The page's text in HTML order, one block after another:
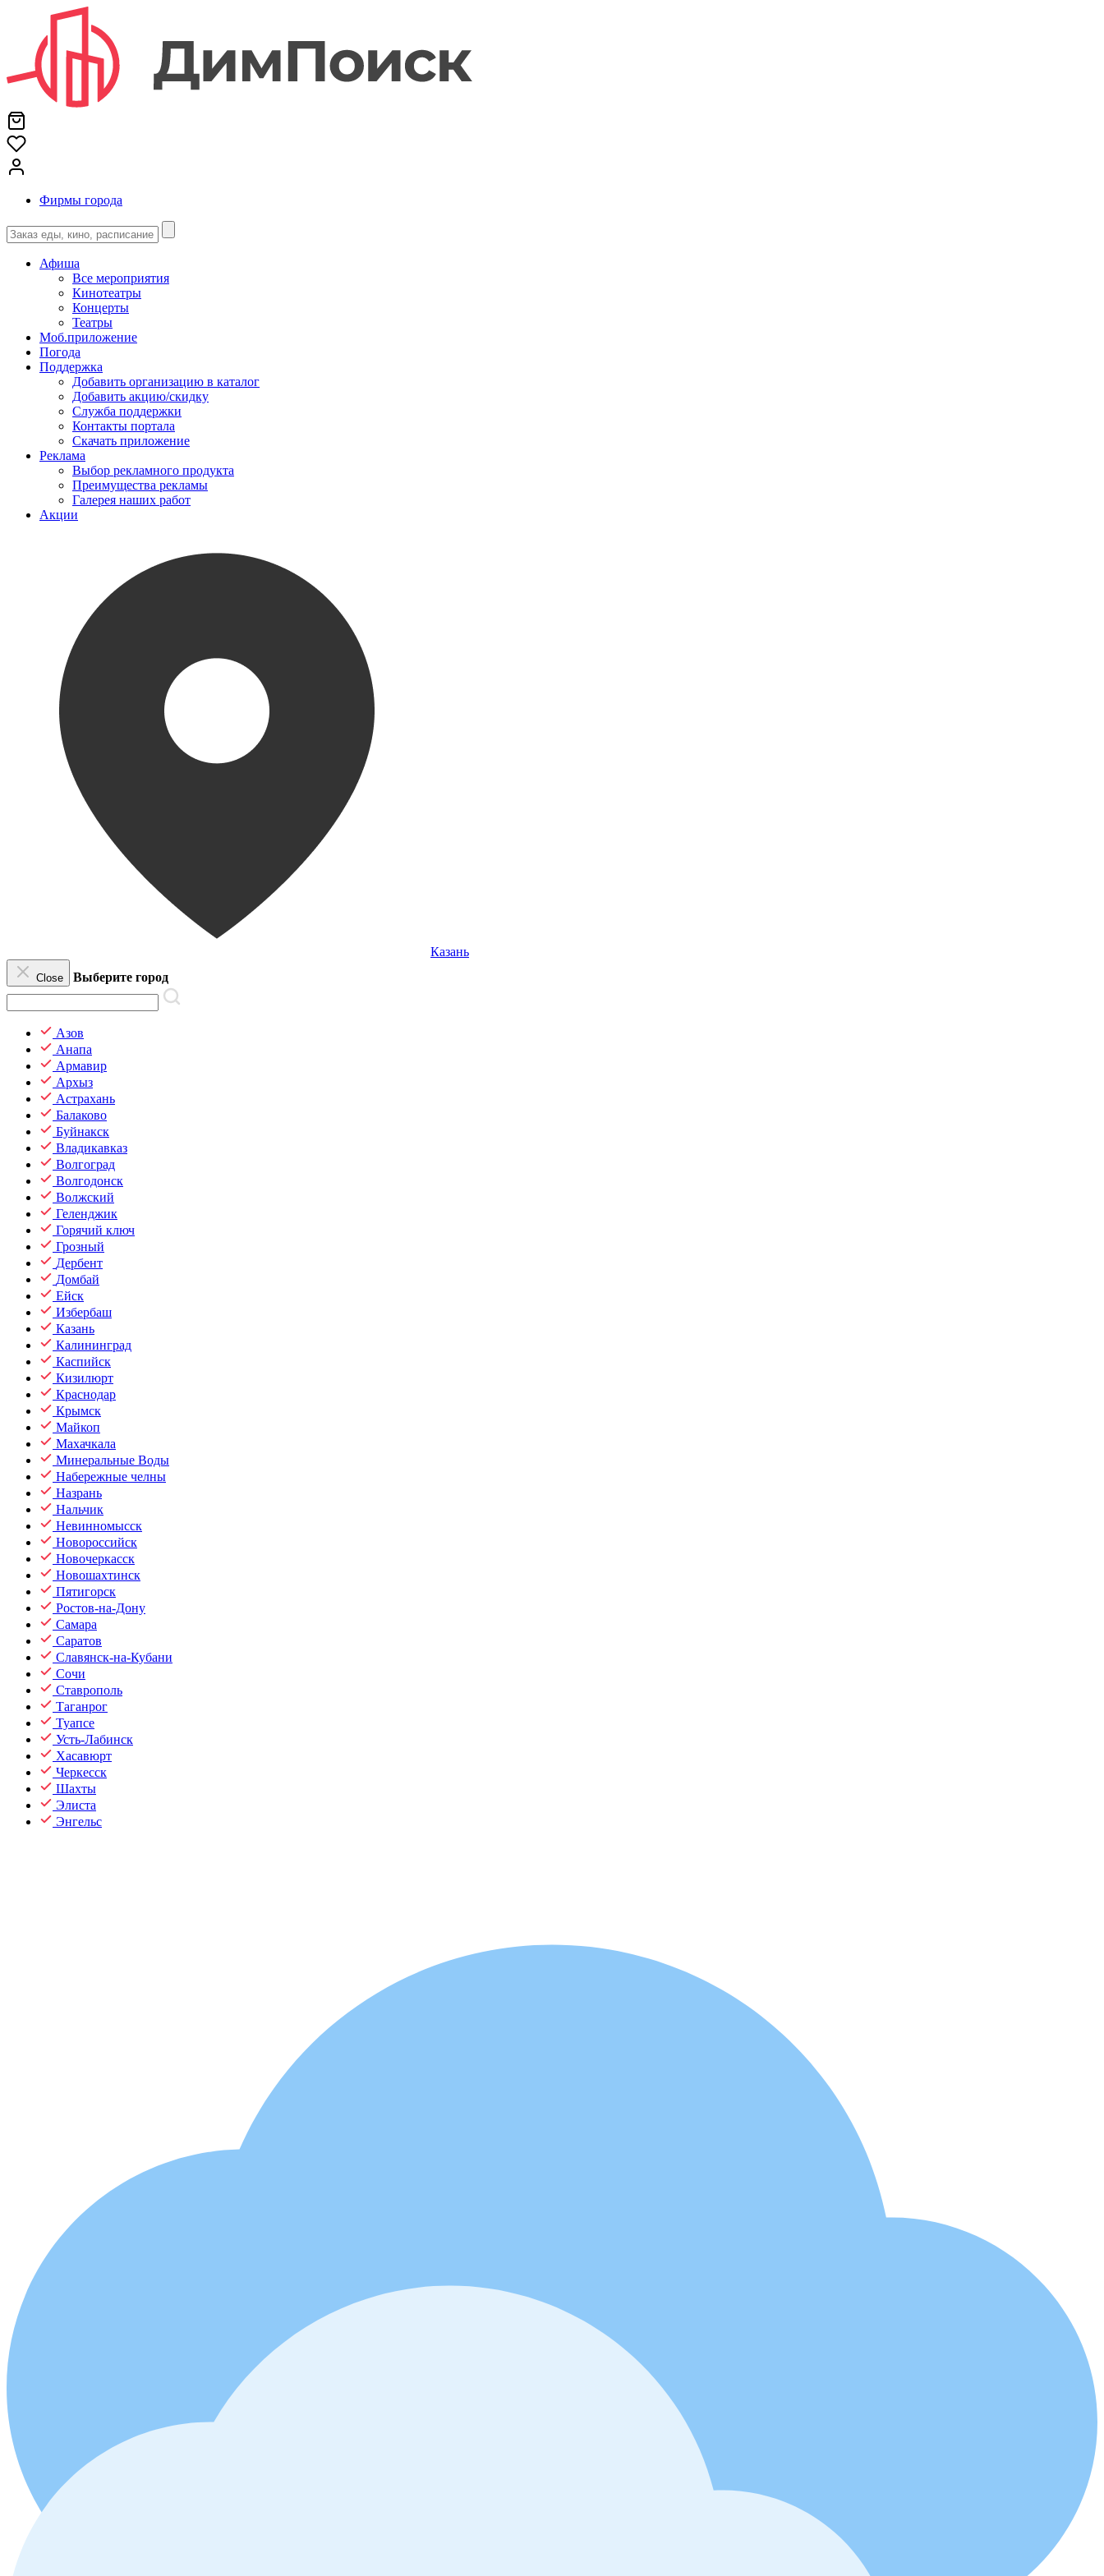
Фирмы города
Афиша
Все мероприятия
Кинотеатры
Концерты
Театры
Моб.приложение
Погода
Поддержка
Добавить организацию в каталог
Добавить акцию/скидку
Служба поддержки
Контакты портала
Скачать приложение
Реклама
Выбор рекламного продукта
Преимущества рекламы
Галерея наших работ
Акции
Казань
Close Выберите город
Азов
Анапа
Армавир
Архыз
Астрахань
Балаково
Буйнакск
Владикавказ
Волгоград
Волгодонск
Волжский
Геленджик
Горячий ключ
Грозный
Дербент
Домбай
Ейск
Избербаш
Казань
Калининград
Каспийск
Кизилюрт
Краснодар
Крымск
Майкоп
Махачкала
Минеральные Воды
Набережные челны
Назрань
Нальчик
Невинномысск
Новороссийск
Новочеркасск
Новошахтинск
Пятигорск
Ростов-на-Дону
Самара
Саратов
Славянск-на-Кубани
Сочи
Ставрополь
Таганрог
Туапсе
Усть-Лабинск
Хасавюрт
Черкесск
Шахты
Элиста
Энгельс